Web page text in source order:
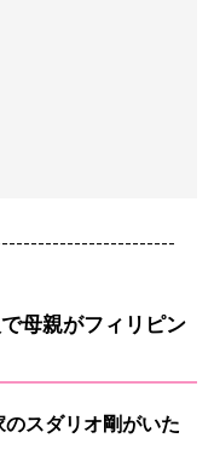
母親がフィリピン
スダリオ剛がいた